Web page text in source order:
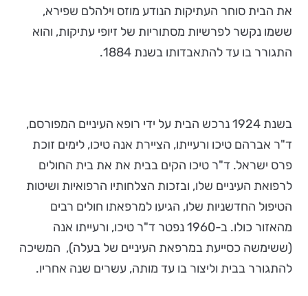
את הבית סוחר העתיקות הנודע מוזס וילהלם שפירא,
ששמו נקשר לפרשיות מסתוריות של זיופי עתיקות, והוא
התגורר בו עד להתאבדותו בשנת 1884.
בשנת 1924 נרכש הבית על ידי רופא העיניים המפורסם,
ד"ר אברהם טיכו ורעייתו, הציירת אנה טיכו, לימים זוכת
פרס ישראל. ד"ר טיכו הקים בבית את את בית החולים
לרפואת העיניים שלו, ובזכות הצלחותיו הרפואיות ושיטות
הטיפול החדשניות שלו, הגיעו למרפאתו חולים רבים
מהאזור כולו. ב-1960 נפטר ד"ר טיכו, ורעייתו אנה
(ששימשה כסייעת במרפאת העיניים של בעלה), המשיכה
להתגורר בבית וליצור בו עד מותה, עשרים שנה אחריו.